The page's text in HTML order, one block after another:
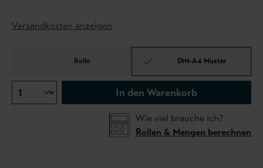
Versandkosten anzeigen
Rolle DIN-A4 Muster
In den Warenkorb
Wie viel brauche ich?
Rollen & Mengen berechnen